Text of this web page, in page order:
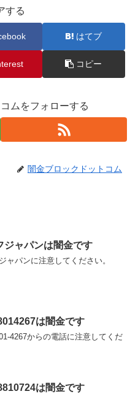
する
はてブ
コピー
ムをフォローする
闇金ブロックドットコム
ジャパンは闇金です
ャパンに注意してください。
は闇金です
4267からの電話に注意してくだ
は闇金です